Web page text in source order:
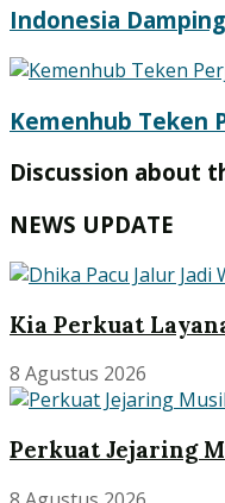
Indonesia
Kemenhub Teken
Discussion about
NEWS UPDATE
Kia Perkuat
8 Agustus 2026
Perkuat Jejaring